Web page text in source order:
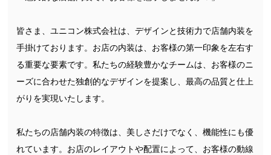
皆さま、ユニコン株式会社は、デザインと技術力で店舗内装を
手掛けております。お店の内装は、お客様の第一印象を左右す
る重要な要素です。私たちの経験豊かなチームは、お客様のニ
ーズに合わせた独創的なデザインを提案し、最高の品質と仕上
がりを実現いたします。
私たちの店舗内装の特徴は、美しさだけでなく、機能性にも優
れています。お店のレイアウトや配置によって、お客様の動線